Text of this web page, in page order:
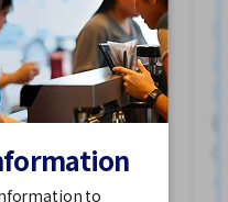
女性首選
支付交通費
獎勵
to